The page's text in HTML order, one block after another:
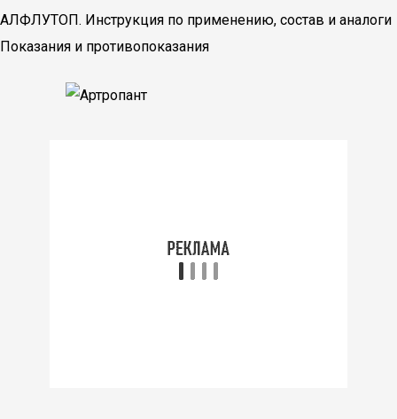
АЛФЛУТОП. Инструкция по применению, состав и аналоги
Показания и противопоказания